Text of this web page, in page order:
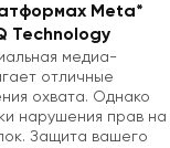
Meta*
Technology
медиа-
отличные
охвата. Однако
нарушения прав на
Защита вашего